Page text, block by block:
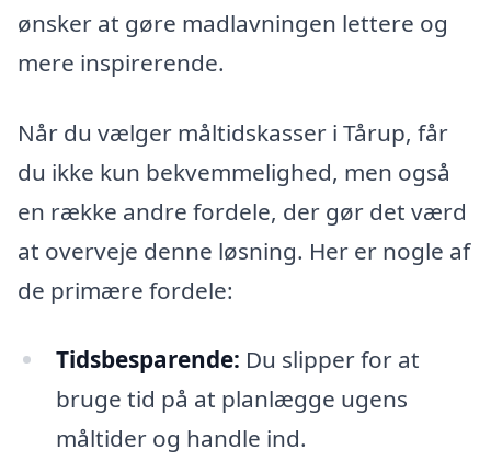
ønsker at gøre madlavningen lettere og
mere inspirerende.
Når du vælger måltidskasser i Tårup, får
du ikke kun bekvemmelighed, men også
en række andre fordele, der gør det værd
at overveje denne løsning. Her er nogle af
de primære fordele:
Tidsbesparende: Du slipper for at
bruge tid på at planlægge ugens
måltider og handle ind.